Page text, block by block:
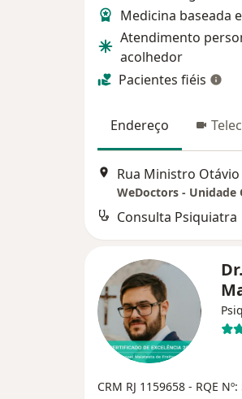
Medicina baseada
Atendimento
acolhedor
Pacientes fiéis
Endereço
WeDoctors - Unidade
Consulta Psiquiatra
CRM RJ 1159658 - RQE